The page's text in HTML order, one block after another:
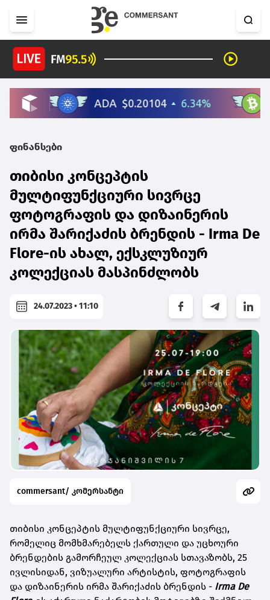
ფინანსები
თიბისი კონცეპტის
მულტიფუნქციური სივრცე
ფოტოგრაფის და დიზაინერის
ირმა შარიქაძის ბრენდის - Irma De
Flore-ის ახალ, ექსკლუზიურ
კოლექციას მასპინძლობს
24.07.2023 • 11:10
commersant/ კომერსანტი
თიბისი კონცეპტის მულტიფუნქციური სივრცე,
რომელიც მომხმარებელს ქართული და უცხოური
ბრენდების გამორჩეულ კოლექციას სთავაზობს, 25
ივლისიდან, ვიზუალური არტისტის, ფოტოგრაფის
და დიზაინერის ირმა შარიქაძის ბრენდის - Irma De